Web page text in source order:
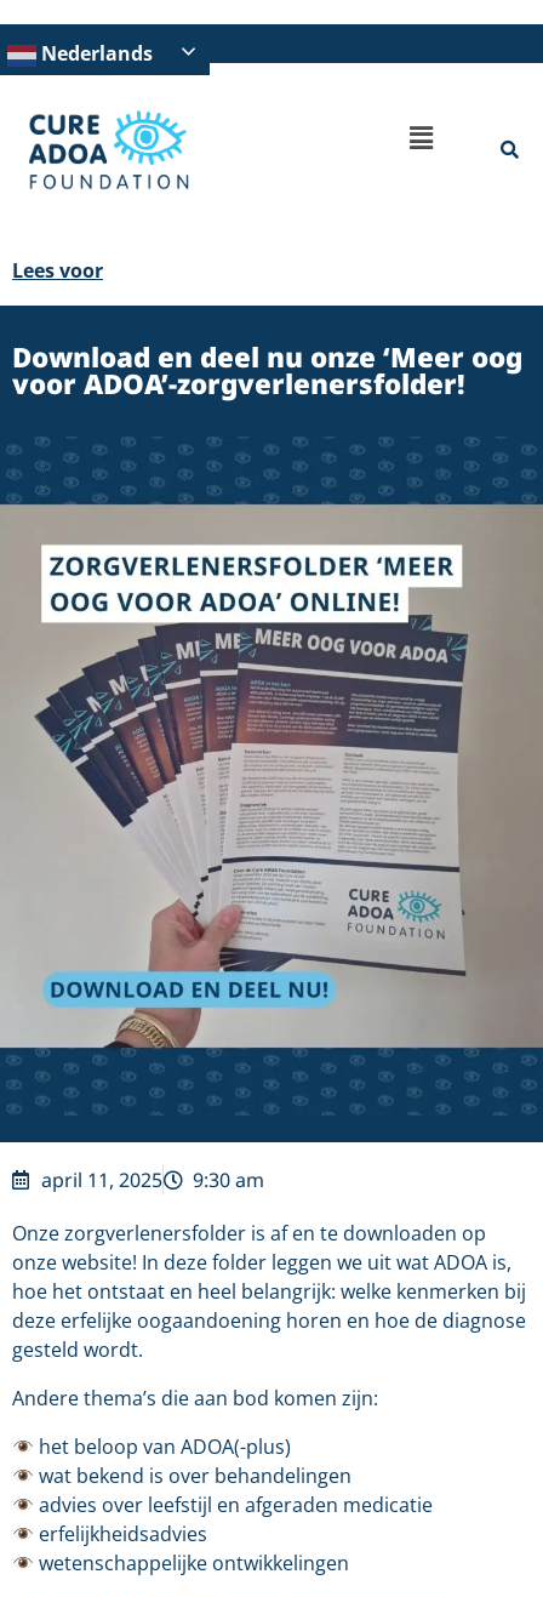
Nederlands
Lees voor
Download en deel nu onze ‘Meer oog
voor ADOA’-zorgverlenersfolder!
april 11, 2025
9:30 am
Onze zorgverlenersfolder is af en te downloaden op
onze website! In deze folder leggen we uit wat ADOA is,
hoe het ontstaat en heel belangrijk: welke kenmerken bij
deze erfelijke oogaandoening horen en hoe de diagnose
gesteld wordt.
Andere thema’s die aan bod komen zijn:
het beloop van ADOA(-plus)
wat bekend is over behandelingen
advies over leefstijl en afgeraden medicatie
erfelijkheidsadvies
wetenschappelijke ontwikkelingen